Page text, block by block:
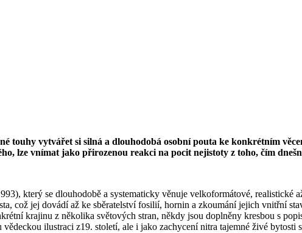
touhy vytvářet si silná a dlouhodobá osobní pouta ke konkrétním
lze vnímat jako přirozenou reakci na pocit nejistoty z toho, čím
který se dlouhodobě a systematicky věnuje velkoformátové, realistické
což jej dovádí až ke sběratelství fosilií, hornin a zkoumání jejich vnitřní
krajinu z několika světových stran, někdy jsou doplněny kresbou s
ilustraci z19. století, ale i jako zachycení nitra tajemné živé